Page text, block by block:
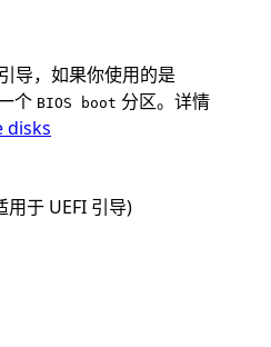
导，如果你使用的是
个 BIOS boot 分区。详情
disks
用于 UEFI 引导)